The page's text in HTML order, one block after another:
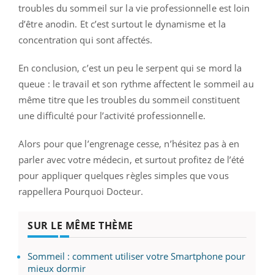
troubles du sommeil sur la vie professionnelle est loin
d’être anodin. Et c’est surtout le dynamisme et la
concentration qui sont affectés.
En conclusion, c’est un peu le serpent qui se mord la
queue : le travail et son rythme affectent le sommeil au
même titre que les troubles du sommeil constituent
une difficulté pour l’activité professionnelle.
Alors pour que l’engrenage cesse, n’hésitez pas à en
parler avec votre médecin, et surtout profitez de l’été
pour appliquer quelques règles simples que vous
rappellera Pourquoi Docteur.
SUR LE MÊME THÈME
Sommeil : comment utiliser votre Smartphone pour
mieux dormir